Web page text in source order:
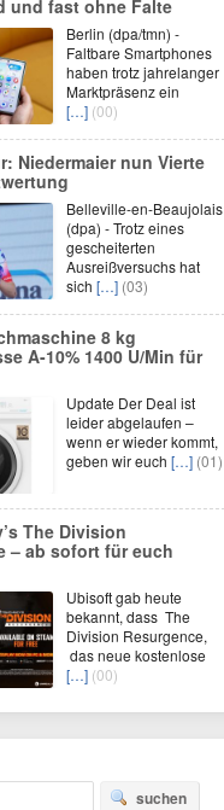
und fast ohne Falte
Berlin (dpa/tmn) -
Faltbare Smartphones
haben trotz jahrelanger
Marktpräsenz ein
[…] (00)
Niedermaier nun Vierte
Belleville-en-Beaujolais
(dpa) - Trotz eines
gescheiterten
Ausreißversuchs hat
sich […] (03)
8 kg
A-10% 1400 U/Min für
Update Der Deal ist
leider abgelaufen –
wenn er wieder kommt,
geben wir euch […] (01)
The Division
– ab sofort für euch
Ubisoft gab heute
bekannt, dass The
Division Resurgence,
das neue kostenlose
[…] (00)
suchen